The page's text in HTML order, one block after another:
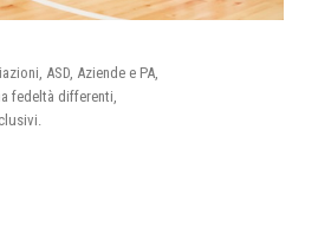
ASD, Aziende e PA,
fedeltà differenti,